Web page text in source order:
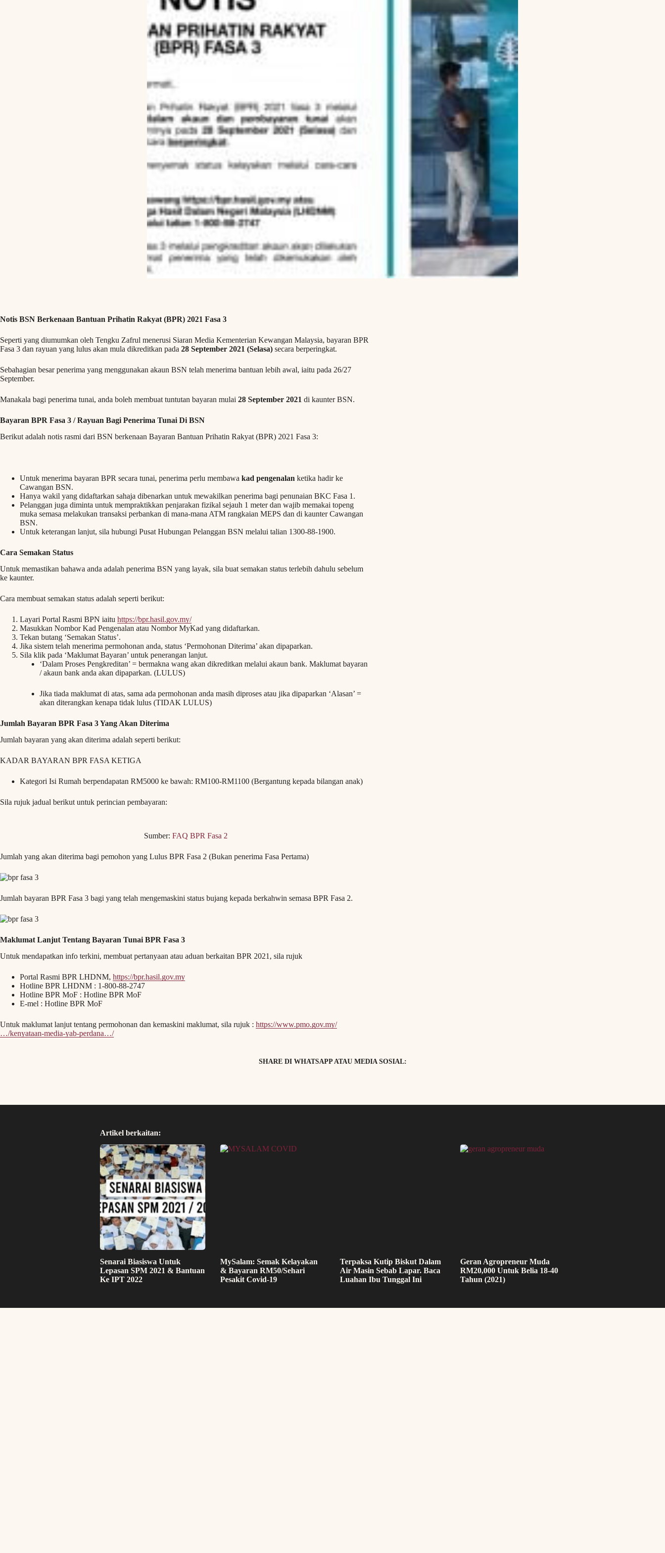
Notis BSN Berkenaan Bantuan Prihatin Rakyat (BPR) 2021 Fasa 3
Seperti yang diumumkan oleh Tengku Zafrul menerusi Siaran Media Kementerian Kewangan Malaysia, bayaran BPR
Fasa 3 dan rayuan yang lulus akan mula dikreditkan pada 28 September 2021 (Selasa) secara berperingkat.
Sebahagian besar penerima yang menggunakan akaun BSN telah menerima bantuan lebih awal, iaitu pada 26/27
September.
Manakala bagi penerima tunai, anda boleh membuat tuntutan bayaran mulai 28 September 2021 di kaunter BSN.
Bayaran BPR Fasa 3 / Rayuan Bagi Penerima Tunai Di BSN
Berikut adalah notis rasmi dari BSN berkenaan Bayaran Bantuan Prihatin Rakyat (BPR) 2021 Fasa 3:
Untuk menerima bayaran BPR secara tunai, penerima perlu membawa kad pengenalan ketika hadir ke
Cawangan BSN.
Hanya wakil yang didaftarkan sahaja dibenarkan untuk mewakilkan penerima bagi penunaian BKC Fasa 1.
Pelanggan juga diminta untuk mempraktikkan penjarakan fizikal sejauh 1 meter dan wajib memakai topeng
muka semasa melakukan transaksi perbankan di mana-mana ATM rangkaian MEPS dan di kaunter Cawangan
BSN.
Untuk keterangan lanjut, sila hubungi Pusat Hubungan Pelanggan BSN melalui talian 1300-88-1900.
Cara Semakan Status
Untuk memastikan bahawa anda adalah penerima BSN yang layak, sila buat semakan status terlebih dahulu sebelum
ke kaunter.
Cara membuat semakan status adalah seperti berikut:
Layari Portal Rasmi BPN iaitu https://bpr.hasil.gov.my/
Masukkan Nombor Kad Pengenalan atau Nombor MyKad yang didaftarkan.
Tekan butang ‘Semakan Status’.
Jika sistem telah menerima permohonan anda, status ‘Permohonan Diterima’ akan dipaparkan.
Sila klik pada ‘Maklumat Bayaran’ untuk penerangan lanjut.
‘Dalam Proses Pengkreditan’ = bermakna wang akan dikreditkan melalui akaun bank. Maklumat bayaran
/ akaun bank anda akan dipaparkan. (LULUS)
Jika tiada maklumat di atas, sama ada permohonan anda masih diproses atau jika dipaparkan ‘Alasan’ =
akan diterangkan kenapa tidak lulus (TIDAK LULUS)
Jumlah Bayaran BPR Fasa 3 Yang Akan Diterima
Jumlah bayaran yang akan diterima adalah seperti berikut:
KADAR BAYARAN BPR FASA KETIGA
Kategori Isi Rumah berpendapatan RM5000 ke bawah: RM100-RM1100 (Bergantung kepada bilangan anak)
Sila rujuk jadual berikut untuk perincian pembayaran:
Sumber: FAQ BPR Fasa 2
Jumlah yang akan diterima bagi pemohon yang Lulus BPR Fasa 2 (Bukan penerima Fasa Pertama)
Jumlah bayaran BPR Fasa 3 bagi yang telah mengemaskini status bujang kepada berkahwin semasa BPR Fasa 2.
Maklumat Lanjut Tentang Bayaran Tunai BPR Fasa 3
Untuk mendapatkan info terkini, membuat pertanyaan atau aduan berkaitan BPR 2021, sila rujuk
Portal Rasmi BPR LHDNM, https://bpr.hasil.gov.my
Hotline BPR LHDNM : 1-800-88-2747
Hotline BPR MoF : Hotline BPR MoF
E-mel : Hotline BPR MoF
Untuk maklumat lanjut tentang permohonan dan kemaskini maklumat, sila rujuk : https://www.pmo.gov.my/
…/kenyataan-media-yab-perdana…/
SHARE DI WHATSAPP ATAU MEDIA SOSIAL:
Artikel berkaitan:
Senarai Biasiswa Untuk
Lepasan SPM 2021 & Bantuan
Ke IPT 2022
MySalam: Semak Kelayakan
& Bayaran RM50/Sehari
Pesakit Covid-19
Terpaksa Kutip Biskut Dalam
Air Masin Sebab Lapar. Baca
Luahan Ibu Tunggal Ini
Geran Agropreneur Muda
RM20,000 Untuk Belia 18-40
Tahun (2021)